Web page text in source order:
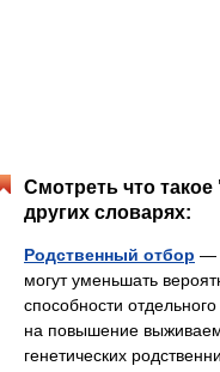
Смотреть что
других словарях:
Родственный отбор —
могут уменьшать
способности
на повышение
генетических